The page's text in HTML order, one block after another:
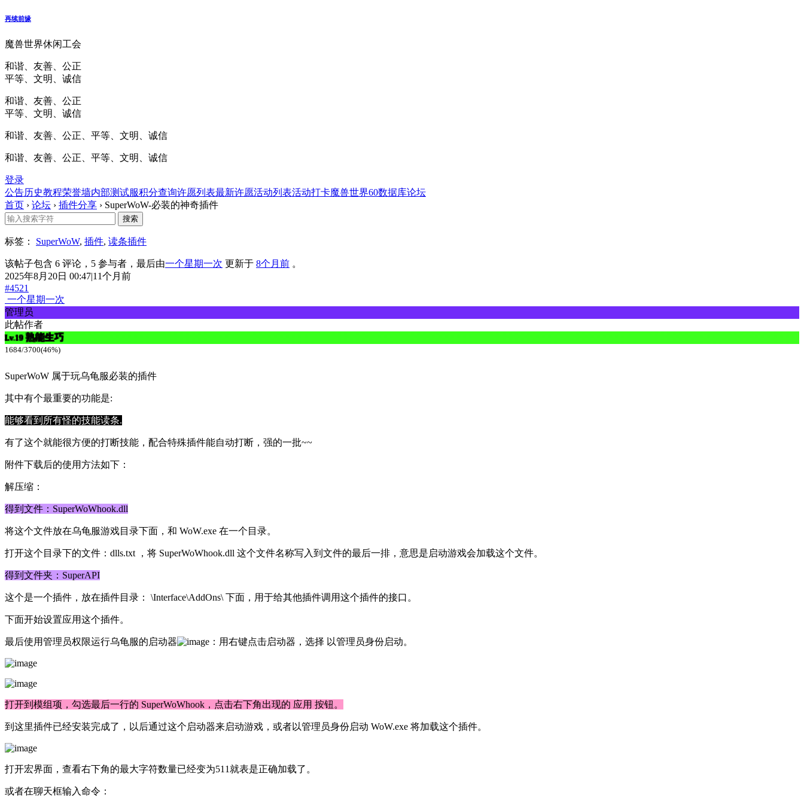
再续前缘
魔兽世界休闲工会
和谐、友善、公正
平等、文明、诚信
和谐、友善、公正
平等、文明、诚信
和谐、友善、公正、平等、文明、诚信
和谐、友善、公正、平等、文明、诚信
登录
公告历史教程荣誉墙内部测试服积分查询许愿列表最新许愿活动列表活动打卡魔兽世界60数据库论坛
首页 › 论坛 › 插件分享 › SuperWoW-必装的神奇插件
标签： SuperWoW, 插件, 读条插件
该帖子包含 6 评论，5 参与者，最后由一个星期一次 更新于 8个月前 。
2025年8月20日 00:47|11个月前
#4521
一个星期一次
管理员
此帖作者
Lv.19 熟能生巧
1684/3700(46%)
SuperWoW 属于玩乌龟服必装的插件
其中有个最重要的功能是:
能够看到所有怪的技能读条.
有了这个就能很方便的打断技能，配合特殊插件能自动打断，强的一批~~
附件下载后的使用方法如下：
解压缩：
得到文件：SuperWoWhook.dll
将这个文件放在乌龟服游戏目录下面，和 WoW.exe 在一个目录。
打开这个目录下的文件：dlls.txt ，将 SuperWoWhook.dll 这个文件名称写入到文件的最后一排，意思是启动游戏会加载这个文件。
得到文件夹：SuperAPI
这个是一个插件，放在插件目录： \Interface\AddOns\ 下面，用于给其他插件调用这个插件的接口。
下面开始设置应用这个插件。
最后使用管理员权限运行乌龟服的启动器 ：用右键点击启动器，选择 以管理员身份启动。
打开到模组项，勾选最后一行的 SuperWoWhook，点击右下角出现的 应用 按钮。
到这里插件已经安装完成了，以后通过这个启动器来启动游戏，或者以管理员身份启动 WoW.exe 将加载这个插件。
打开宏界面，查看右下角的最大字符数量已经变为511就表是正确加载了。
或者在聊天框输入命令：